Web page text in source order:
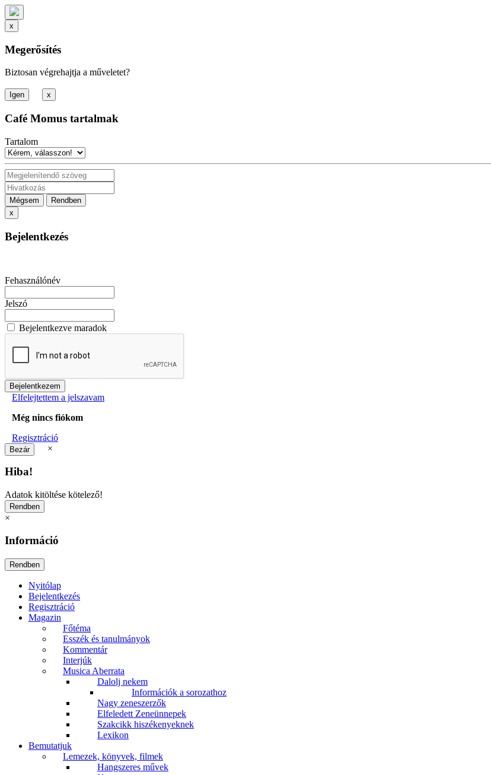
x
Megerősítés
Biztosan végrehajtja a műveletet?
x
Café Momus tartalmak
Tartalom
Mégsem
Rendben
x
Bejelentkezés
Fehasználónév
Jelszó
Bejelentkezve maradok
Elfelejtettem a jelszavam
Még nincs fiókom
Regisztráció
×
Hiba!
Adatok kitöltése kötelező!
×
Információ
Nyitólap
Bejelentkezés
Regisztráció
Magazin
Főtéma
Esszék és tanulmányok
Kommentár
Interjúk
Musica Aberrata
Dalolj nekem
Információk a sorozathoz
Nagy zeneszerzők
Elfeledett Zeneünnepek
Szakcikk hiszékenyeknek
Lexikon
Bemutatjuk
Lemezek, könyvek, filmek
Hangszeres művek